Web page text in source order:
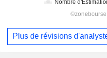
Plus de révisions